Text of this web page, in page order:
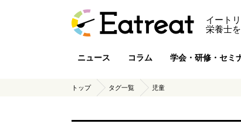
イート
栄養士
ニュース コラム 学会・研修・セミ
トップ タグ一覧 児童